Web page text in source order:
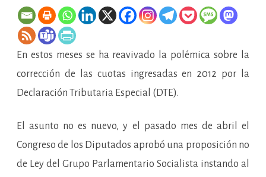
sobre
la
declaración
de
En estos meses se ha reavivado la polémica sobre la
corrección de las cuotas ingresadas en 2012 por la
Declaración Tributaria Especial (DTE).
El asunto no es nuevo, y el pasado mes de abril el
Congreso de los Diputados aprobó una proposición no
de Ley del Grupo Parlamentario Socialista instando al